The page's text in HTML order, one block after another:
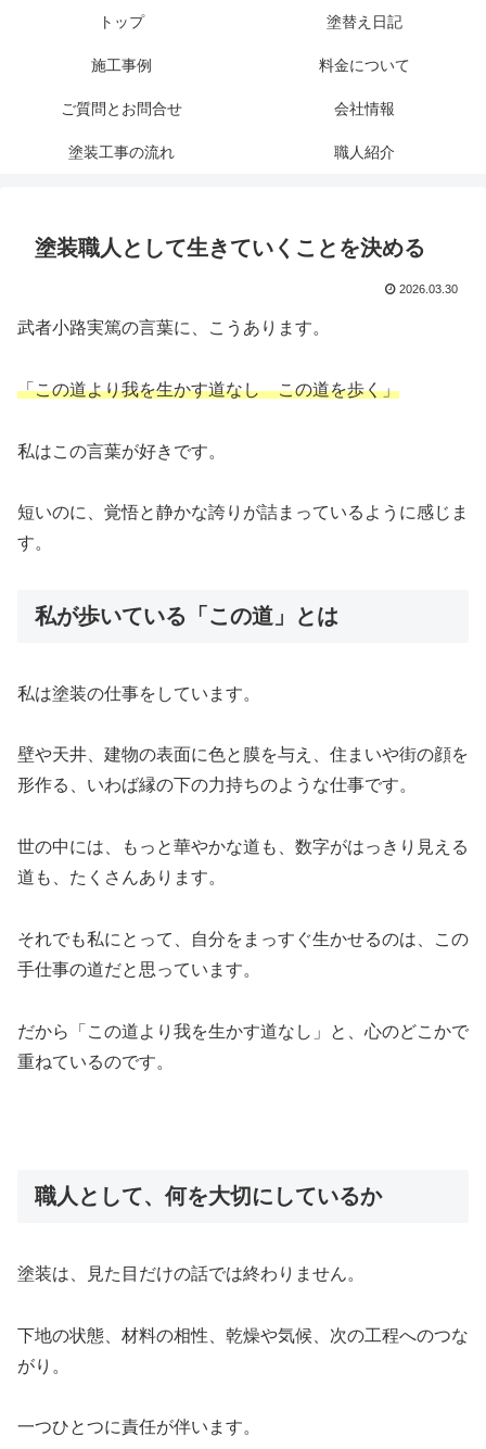
トップ 塗替え日記
施工事例 料金について
ご質問とお問合せ 会社情報
塗装工事の流れ 職人紹介
塗装職人として生きていくことを決める
2026.03.30
武者小路実篤の言葉に、こうあります。
「この道より我を生かす道なし この道を歩く」
私はこの言葉が好きです。
短いのに、覚悟と静かな誇りが詰まっているように感じま
す。
私が歩いている「この道」とは
私は塗装の仕事をしています。
壁や天井、建物の表面に色と膜を与え、住まいや街の顔を
形作る、いわば縁の下の力持ちのような仕事です。
世の中には、もっと華やかな道も、数字がはっきり見える
道も、たくさんあります。
それでも私にとって、自分をまっすぐ生かせるのは、この
手仕事の道だと思っています。
だから「この道より我を生かす道なし」と、心のどこかで
重ねているのです。
職人として、何を大切にしているか
塗装は、見た目だけの話では終わりません。
下地の状態、材料の相性、乾燥や気候、次の工程へのつな
がり。
一つひとつに責任が伴います。